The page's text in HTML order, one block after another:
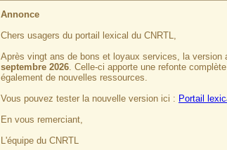
Annonce
Chers usagers du portail lexical du CNRTL,
Après vingt ans de bons et loyaux services, la version
septembre 2026. Celle-ci apporte une refonte
également de nouvelles ressources.
Vous pouvez tester la nouvelle version ici : Portail
En vous remerciant,
L'équipe du CNRTL